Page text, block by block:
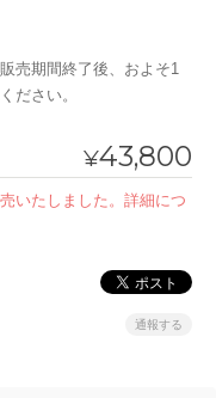
売期間終了後、およそ1
ださい。
¥43,800
いたしました。詳細につ
通報する